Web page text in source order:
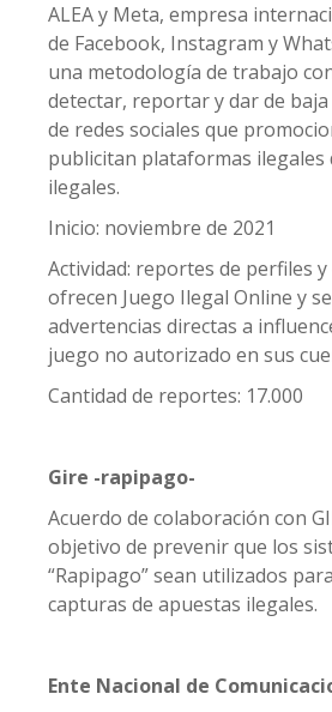
ALEA y Meta, empresa
de Facebook, Instagram y
una metodología de trabajo
detectar, reportar y dar de
de redes sociales que
publicitan plataformas ilegales
ilegales.
Inicio: noviembre de 2021
Actividad: reportes de perfiles
ofrecen Juego Ilegal Online y
advertencias directas a
juego no autorizado en sus
Cantidad de reportes: 17.000
Gire -rapipago-
Acuerdo de colaboración con
objetivo de prevenir que los
“Rapipago” sean utilizados
capturas de apuestas ilegales.
Ente Nacional de